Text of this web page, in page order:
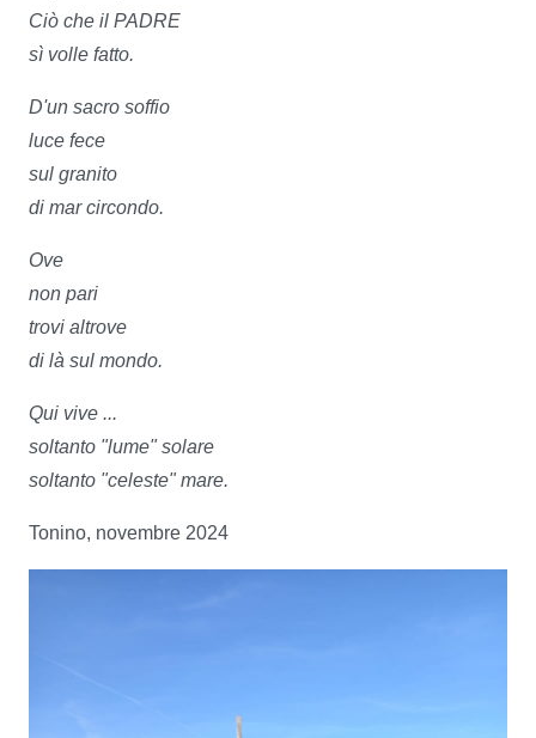
Ciò che il PADRE
sì volle fatto.
D'un sacro soffio
luce fece
sul granito
di mar circondo.
Ove
non pari
trovi altrove
di là sul mondo.
Qui vive ...
soltanto "lume" solare
soltanto "celeste" mare.
Tonino, novembre 2024